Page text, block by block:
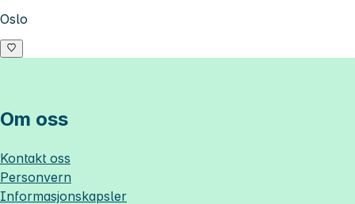
Oslo
Om oss
Kontakt oss
Personvern
Informasjonskapsler